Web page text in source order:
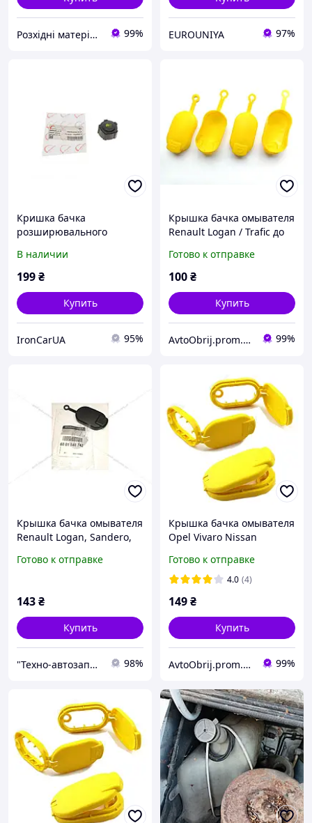
Розхідні матеріали 99% EUROUNIYA 97%
Кришка бачка
розширювального
8200048024
В наличии
199₴
Купить
IronCarUA 95%
Крышка бачка омывателя
Renault Logan / Trafic до
2013 7700820970
Готово к отправке
100₴
Купить
AvtoObrij.prom.ua 99%
Крышка бачка омывателя
Renault Logan, Sandero,
(Renault)
Готово к отправке
143₴
Купить
"Технo-автозапчасти" 98%
Крышка бачка омывателя
Opel Vivaro Nissan
Scenic Logan Megane
FT94732
Готово к отправке
4.0 (4)
149₴
Купить
AvtoObrij.prom.ua 99%